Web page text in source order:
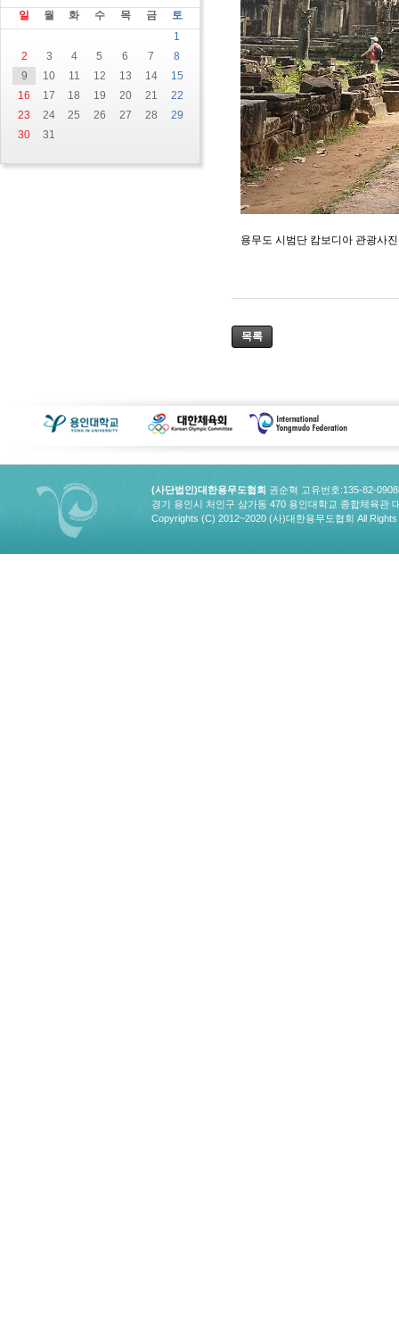
일 월 화 수 목 금
토
1
2
3 4 5 6 7
8
9
10 11 12 13 14
15
16
17 18 19 20 21
22
23
24 25 26 27 28
29
30
31
용무도 시범단 캄보디아 관광사진
목록
(사단법인)대한용무도협회 권순혁 고유번호:135-82-
경기 용인시 처인구 삼가동 470 용인대학교 종합체육관
Copyrights (C) 2012~2020 (사)대한용무도협회 All